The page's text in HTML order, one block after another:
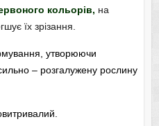
кольорів, на
їх зрізання.
утворюючи
– розгалужену рослину